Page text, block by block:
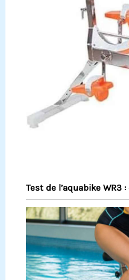
Test de l’aquabike